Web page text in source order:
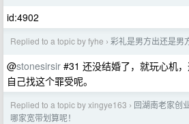
id:4902
Replied to a topic by fyhe › 彩礼是男方出还是男
@stonesirsir #31 还没结婚了，就玩心机
自己找这个罪受呢。
Replied to a topic by xingye163 › 回湖南老家创
哪家宽带划算呢！